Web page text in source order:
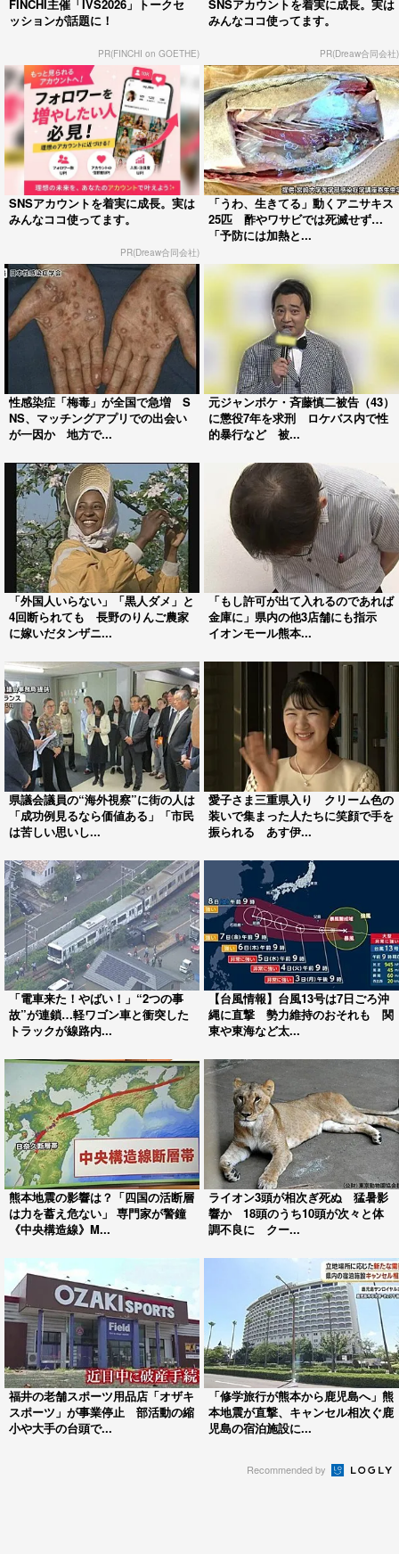
FINCHI主催「IVS2026」トークセ
ッションが話題に！
PR(FINCHI on GOETHE)
SNSアカウントを着実に成長。実は
みんなココ使ってます。
PR(Dreaw合同会社)
SNSアカウントを着実に成長。実は
みんなココ使ってます。
PR(Dreaw合同会社)
「うわ、生きてる」動くアニサキス
25匹 酢やワサビでは死滅せず…
「予防には加熱と...
性感染症「梅毒」が全国で急増 S
NS、マッチングアプリでの出会い
が一因か 地方で...
元ジャンポケ・斉藤慎二被告（43）
に懲役7年を求刑 ロケバス内で性
的暴行など 被...
「外国人いらない」「黒人ダメ」と
4回断られても 長野のりんご農家
に嫁いだタンザニ...
「もし許可が出て入れるのであれば
金庫に」県内の他3店舗にも指示
イオンモール熊本...
県議会議員の“海外視察”に街の人は
「成功例見るなら価値ある」「市民
は苦しい思いし...
愛子さま三重県入り クリーム色の
装いで集まった人たちに笑顔で手を
振られる あす伊...
「電車来た！やばい！」“2つの事
故”が連鎖…軽ワゴン車と衝突した
トラックが線路内...
【台風情報】台風13号は7日ごろ沖
縄に直撃 勢力維持のおそれも 関
東や東海など太...
熊本地震の影響は？「四国の活断層
は力を蓄え危ない」 専門家が警鐘
《中央構造線》M...
ライオン3頭が相次ぎ死ぬ 猛暑影
響か 18頭のうち10頭が次々と体
調不良に クー...
福井の老舗スポーツ用品店「オザキ
スポーツ」が事業停止 部活動の縮
小や大手の台頭で...
「修学旅行が熊本から鹿児島へ」熊
本地震が直撃、キャンセル相次ぐ鹿
児島の宿泊施設に...
Recommended by